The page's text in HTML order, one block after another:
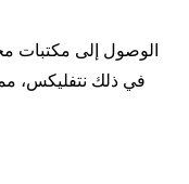
في ذلك نتفليكس،